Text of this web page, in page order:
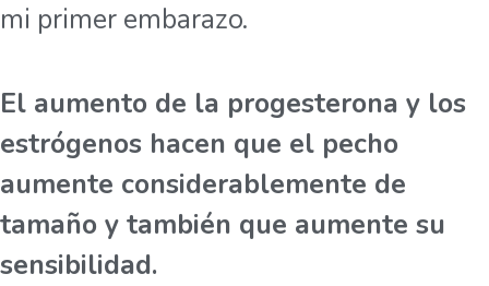
mi primer embarazo.
El aumento de la progesterona y los
estrógenos hacen que el pecho
aumente considerablemente de
tamaño y también que aumente su
sensibilidad.